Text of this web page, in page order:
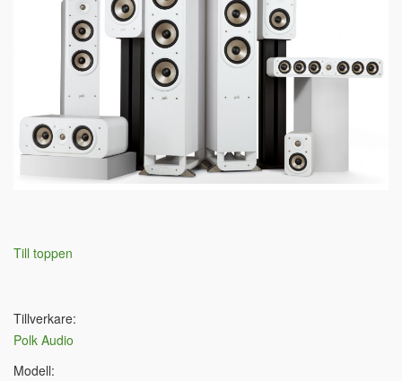
Till toppen
Tillverkare:
Polk Audio
Modell: